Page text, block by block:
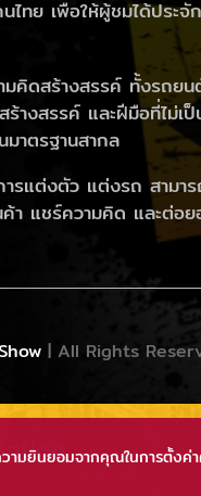
ไทย เพื่อให้ผู้ชมได้ประ
มคิดสร้างสรรค์ ทั้งรถย
ร้างสรรค์ และฝีมือที่ไม่
าตรฐานสากล
รแต่งตัว แต่งรถ สามา
า แชร์ความคิด และต่อ
| All Rights
ามยินยอมจากคุณในการตั้งค่